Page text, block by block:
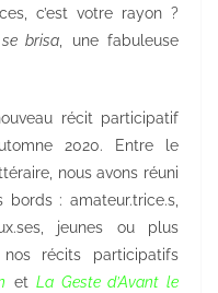
c’est votre rayon ?
brisa , une fabuleuse
récit participatif
2020. Entre le
nous avons réuni
: amateur.trice.s,
jeunes ou plus
récits participatifs
etLa Geste d’Avant le